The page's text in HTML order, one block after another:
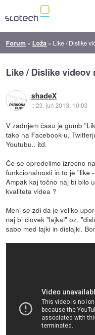
Forum » Loža » Like / Dislike
Like / Dislike videov
shadeX
::23. jun 2013, 10:03
V zadnjem času je gumb
tako na Facebook-u,
Youtubu.. itd.
Če se opredelimo izrecno
funkcionalnosti in to je "like
Ampak kaj točno naj bi bilo
kvaliteta videa ?
Meni se zdi da je veliko
naj bi človek "lajkal" oz.
sabo med lajki in dislajki.